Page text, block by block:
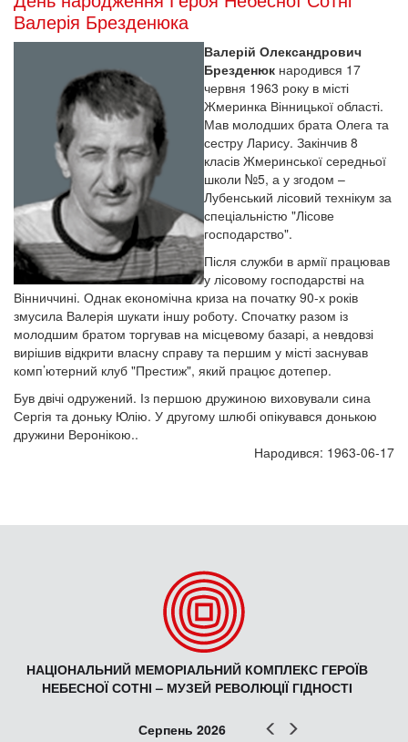
Валерія Брезденюка
Валерій Олександрович
Брезденюк народився 17
червня 1963 року в місті
Жмеринка Вінницької області.
Мав молодших брата Олега та
сестру Ларису. Закінчив 8
класів Жмеринської середньої
школи №5, а у згодом –
Лубенський лісовий технікум за
спеціальністю "Лісове
господарство".
Після служби в армії працював
у лісовому господарстві на
Вінниччині. Однак економічна криза на початку 90-х років
змусила Валерія шукати іншу роботу. Спочатку разом із
молодшим братом торгував на місцевому базарі, а невдовзі
вирішив відкрити власну справу та першим у місті заснував
комп’ютерний клуб "Престиж", який працює дотепер.
Був двічі одружений. Із першою дружиною виховували сина
Сергія та доньку Юлію. У другому шлюбі опікувався донькою
дружини Веронікою..
Народився: 1963-06-17
НАЦІОНАЛЬНИЙ МЕМОРІАЛЬНИЙ КОМПЛЕКС ГЕРОЇВ
НЕБЕСНОЇ СОТНІ – МУЗЕЙ РЕВОЛЮЦІЇ ГІДНОСТІ
Попер
Серпень 2026